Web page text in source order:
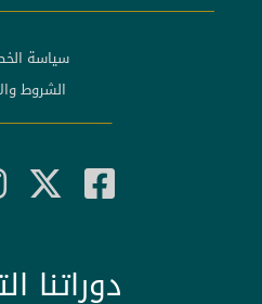
سياسة
الشروط
دوراتنا